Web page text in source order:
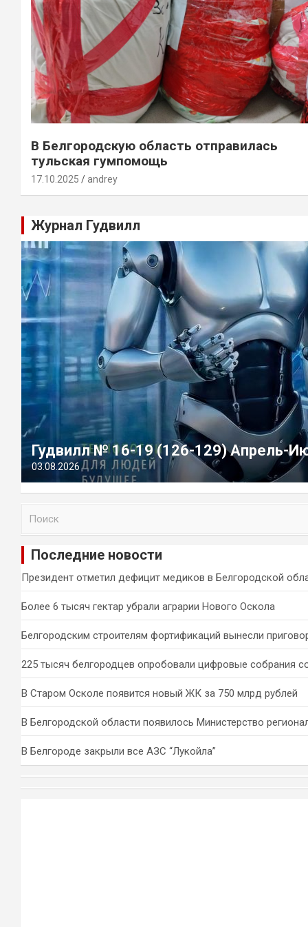
В Белгородскую область отправилась
тульская гумпомощь
17.10.2025 andrey
Журнал Гудвилл
Гудвилл № 16-19 (126-129) Апрель-
03.08.2026
и
Последние новости
Президент отметил дефицит медиков в Белгородской
Более 6 тысяч гектар убрали аграрии Нового Оскола
Белгородским строителям фортификаций вынесли
225 тысяч белгородцев опробовали цифровые собрания
В Старом Осколе появится новый ЖК за 750 млрд рублей
В Белгородской области появилось Министерство
В Белгороде закрыли все АЗС “Лукойла”